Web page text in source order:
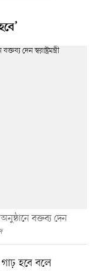
বক্তব্য দেন
হবে বলে